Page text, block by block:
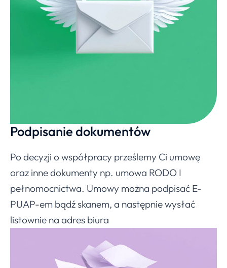
Podpisanie dokumentów
Po decyzji o współpracy prześlemy Ci umowę
oraz inne dokumenty np. umowa RODO I
pełnomocnictwa. Umowy można podpisać E-
PUAP-em bądź skanem, a następnie wysłać
listownie na adres biura